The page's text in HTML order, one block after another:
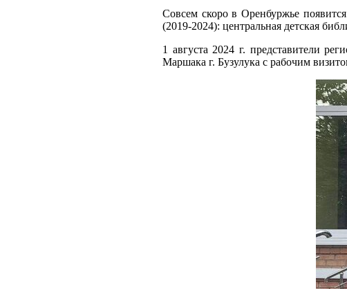
Совсем скоро в Оренбуржье
(2019-2024): центральная детская
1 августа 2024 г. представители
Маршака г. Бузулука с рабочим